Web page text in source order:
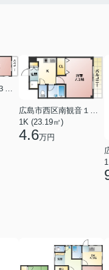
広島市西区南観音１丁目
1K (23.19㎡)
4.6万円